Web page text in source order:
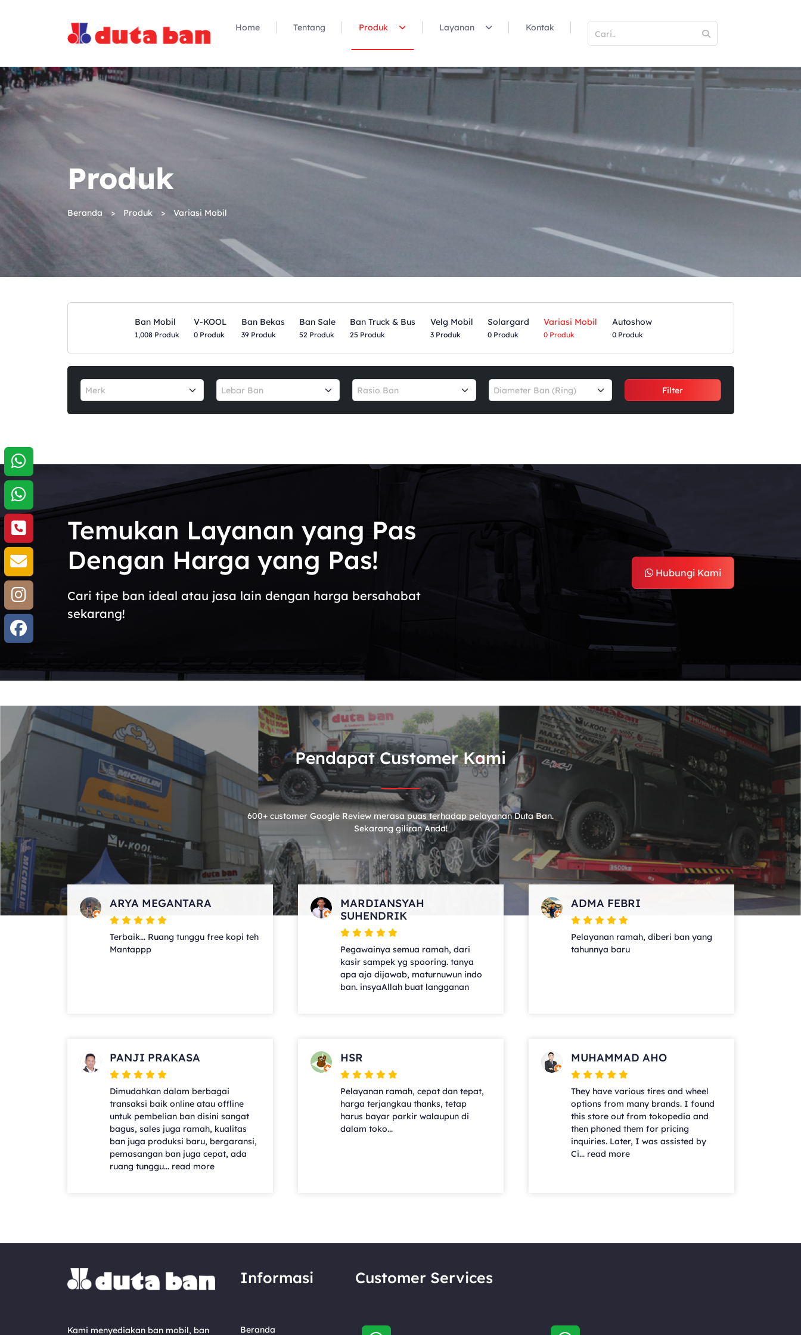
Home Tentang Produk Layanan Kontak
Produk
Beranda Produk Variasi Mobil
Ban Mobil
1,008 Produk
V-KOOL
0 Produk
Ban Bekas
39 Produk
Ban Sale
52 Produk
Ban Truck & Bus
25 Produk
Velg Mobil
3 Produk
Solargard
0 Produk
Variasi Mobil
0 Produk
Autoshow
0 Produk
Merk Lebar Ban Rasio Ban Diameter Ban (Ring) Filter
Temukan Layanan yang Pas
Dengan Harga yang Pas!
Cari tipe ban ideal atau jasa lain dengan harga bersahabat
sekarang!
Hubungi Kami
Pendapat Customer Kami
600+ customer Google Review merasa puas terhadap pelayanan Duta Ban.
Sekarang giliran Anda!
ARYA MEGANTARA
Terbaik... Ruang tunggu free kopi teh
Mantappp
MARDIANSYAH
SUHENDRIK
Pegawainya semua ramah, dari
kasir sampek yg spooring. tanya
apa aja dijawab, maturnuwun indo
ban. insyaAllah buat langganan
ADMA FEBRI
Pelayanan ramah, diberi ban yang
tahunnya baru
PANJI PRAKASA
Dimudahkan dalam berbagai
transaksi baik online atau offline
untuk pembelian ban disini sangat
bagus, sales juga ramah, kualitas
ban juga produksi baru, bergaransi,
pemasangan ban juga cepat, ada
ruang tunggu... read more
HSR
Pelayanan ramah, cepat dan tepat,
harga terjangkau thanks, tetap
harus bayar parkir walaupun di
dalam toko...
MUHAMMAD AHO
They have various tires and wheel
options from many brands. I found
this store out from tokopedia and
then phoned them for pricing
inquiries. Later, I was assisted by
Ci... read more
Kami menyediakan ban mobil, ban
Informasi
Beranda
Customer Services